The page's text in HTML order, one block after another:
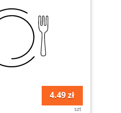
4.49 zł
szt